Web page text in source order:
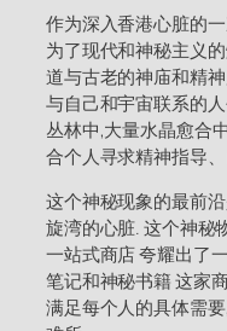
作为深入香港心脏的
为了现代和神秘主义
道与古老的神庙和精
与自己和宇宙联系的
丛林中,大量水晶愈合
合个人寻求精神指导
这个神秘现象的最前
旋湾的心脏. 这个神秘
一站式商店 夸耀出了
笔记和神秘书籍 这家
满足每个人的具体需